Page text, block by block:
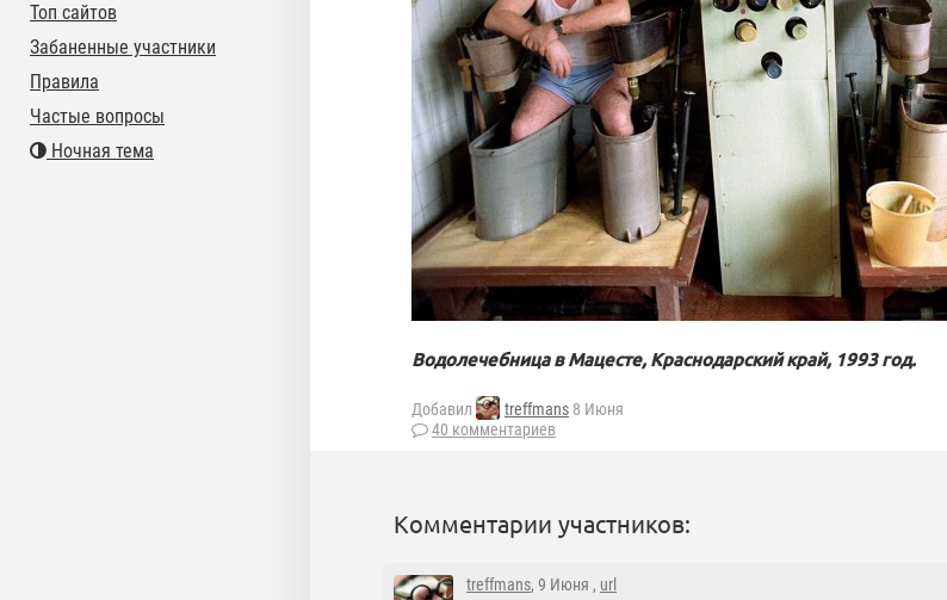
Водолечебница в Мацесте, Краснодарский край, 1993 год.
Добавил treffmans 8 Июня
40 комментариев
Комментарии участников:
treffmans, 9 Июня , url
Топ сайтов
Забаненные участники
Правила
Частые вопросы
Ночная тема